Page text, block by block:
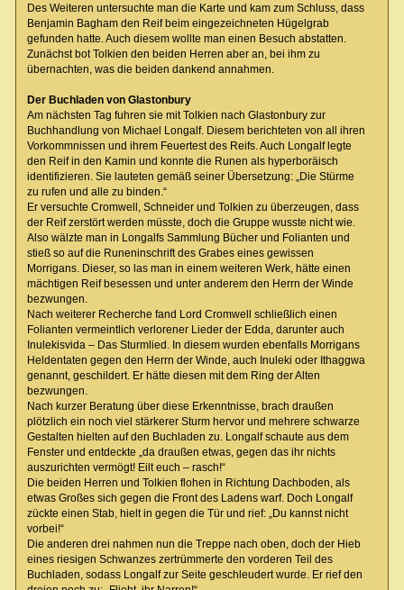
Des Weiteren untersuchte man die Karte und kam zum Schluss, dass
Benjamin Bagham den Reif beim eingezeichneten Hügelgrab
gefunden hatte. Auch diesem wollte man einen Besuch abstatten.
Zunächst bot Tolkien den beiden Herren aber an, bei ihm zu
übernachten, was die beiden dankend annahmen.
Der Buchladen von Glastonbury
Am nächsten Tag fuhren sie mit Tolkien nach Glastonbury zur
Buchhandlung von Michael Longalf. Diesem berichteten von all ihren
Vorkommnissen und ihrem Feuertest des Reifs. Auch Longalf legte
den Reif in den Kamin und konnte die Runen als hyperboräisch
identifizieren. Sie lauteten gemäß seiner Übersetzung: „Die Stürme
zu rufen und alle zu binden.“
Er versuchte Cromwell, Schneider und Tolkien zu überzeugen, dass
der Reif zerstört werden müsste, doch die Gruppe wusste nicht wie.
Also wälzte man in Longalfs Sammlung Bücher und Folianten und
stieß so auf die Runeninschrift des Grabes eines gewissen
Morrigans. Dieser, so las man in einem weiteren Werk, hätte einen
mächtigen Reif besessen und unter anderem den Herrn der Winde
bezwungen.
Nach weiterer Recherche fand Lord Cromwell schließlich einen
Folianten vermeintlich verlorener Lieder der Edda, darunter auch
Inulekisvida – Das Sturmlied. In diesem wurden ebenfalls Morrigans
Heldentaten gegen den Herrn der Winde, auch Inuleki oder Ithaggwa
genannt, geschildert. Er hätte diesen mit dem Ring der Alten
bezwungen.
Nach kurzer Beratung über diese Erkenntnisse, brach draußen
plötzlich ein noch viel stärkerer Sturm hervor und mehrere schwarze
Gestalten hielten auf den Buchladen zu. Longalf schaute aus dem
Fenster und entdeckte „da draußen etwas, gegen das ihr nichts
auszurichten vermögt! Eilt euch – rasch!“
Die beiden Herren und Tolkien flohen in Richtung Dachboden, als
etwas Großes sich gegen die Front des Ladens warf. Doch Longalf
zückte einen Stab, hielt in gegen die Tür und rief: „Du kannst nicht
vorbei!“
Die anderen drei nahmen nun die Treppe nach oben, doch der Hieb
eines riesigen Schwanzes zertrümmerte den vorderen Teil des
Buchladen, sodass Longalf zur Seite geschleudert wurde. Er rief den